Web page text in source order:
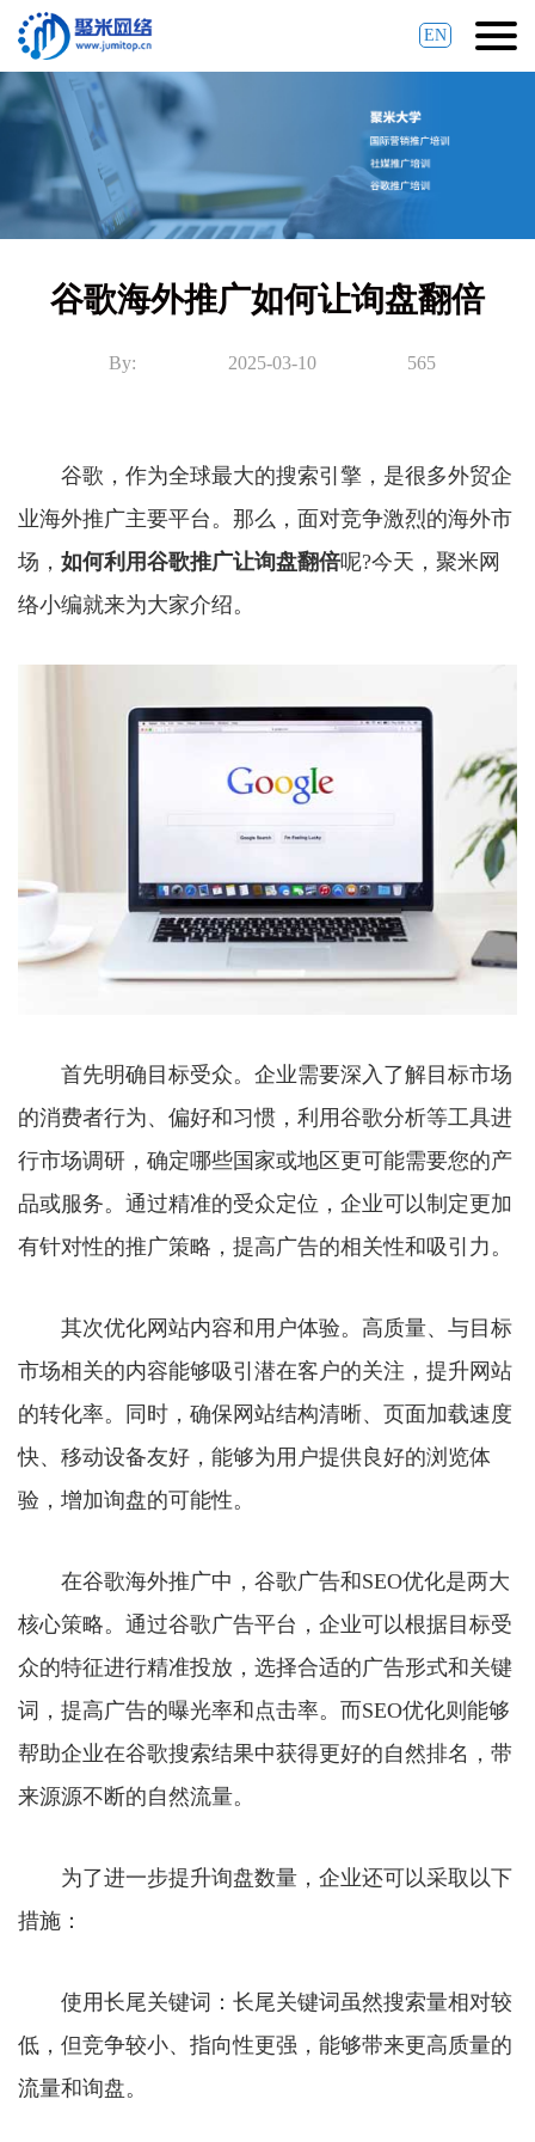
EN
谷歌海外推广如何让询盘翻倍
By: 2025-03-10 565
谷歌，作为全球最大的搜索引擎，是很多外贸企
业海外推广主要平台。那么，面对竞争激烈的海外市
场， 如何利用谷歌推广让询盘翻倍呢?今天，聚米网
络小编就来为大家介绍。
首先明确目标受众。企业需要深入了解目标市场
的消费者行为、偏好和习惯，利用谷歌分析等工具进
行市场调研，确定哪些国家或地区更可能需要您的产
品或服务。通过精准的受众定位，企业可以制定更加
有针对性的推广策略，提高广告的相关性和吸引力。
其次优化网站内容和用户体验。高质量、与目标
市场相关的内容能够吸引潜在客户的关注，提升网站
的转化率。同时，确保网站结构清晰、页面加载速度
快、移动设备友好，能够为用户提供良好的浏览体
验，增加询盘的可能性。
在谷歌海外推广中，谷歌广告和SEO优化是两大
核心策略。通过谷歌广告平台，企业可以根据目标受
众的特征进行精准投放，选择合适的广告形式和关键
词，提高广告的曝光率和点击率。而SEO优化则能够
帮助企业在谷歌搜索结果中获得更好的自然排名，带
来源源不断的自然流量。
为了进一步提升询盘数量，企业还可以采取以下
措施：
使用长尾关键词：长尾关键词虽然搜索量相对较
低，但竞争较小、指向性更强，能够带来更高质量的
流量和询盘。